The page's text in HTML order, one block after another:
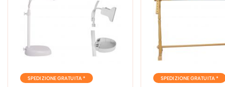
SPEDIZIONE GRATUITA * SPEDIZIONE GRATUITA *